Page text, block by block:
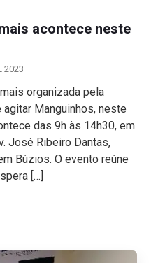
acontece neste
2023
organizada pela
Manguinhos, neste
das 9h às 14h30, em
José Ribeiro Dantas,
Búzios. O evento reúne
[…]